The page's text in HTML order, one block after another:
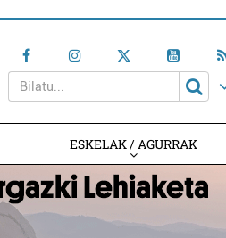
ESKELAK / AGURRAK